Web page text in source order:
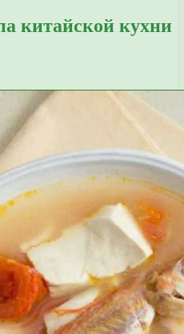
китайской кухни